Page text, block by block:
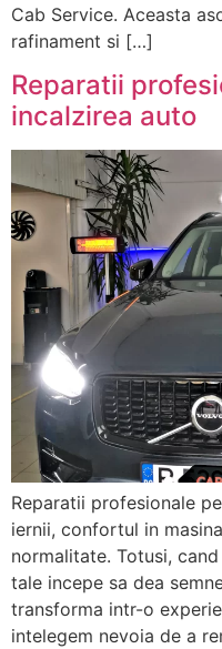
Cab Service. Aceasta
rafinament si […]
Reparatii
incalzirea auto
Reparatii profesionale
iernii, confortul in
normalitate. Totusi,
tale incepe sa dea
transforma intr-o
intelegem nevoia de a